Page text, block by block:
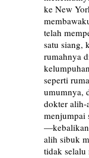
ke New
telah
satu siang,
rumahnya
seperti
umumnya,
dokter alih-
menjumpai
—kebalikan
alih sibuk
tidak selalu